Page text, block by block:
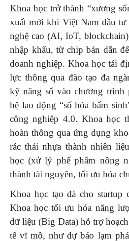
Khoa học trở thành “xương
xuất mới khi Việt Nam đầu tư
nghệ cao (AI, IoT,
nhập khẩu, từ chip bán dẫn
doanh nghiệp. Khoa học tái
lực thông qua đào tạo đa
kỹ năng số vào chương trình
hệ lao động “số hóa bẩm
công nghiệp 4.0. Khoa học
hoàn thông qua ứng dụng
rác thải nhựa thành nhiên
học (xử lý phế phẩm nông
thành tài nguyên, tối ưu hóa
Khoa học tạo đà cho startup
Khoa học tối ưu hóa năng
dữ liệu (Big Data) hỗ trợ
tế vĩ mô, như dự báo lạm